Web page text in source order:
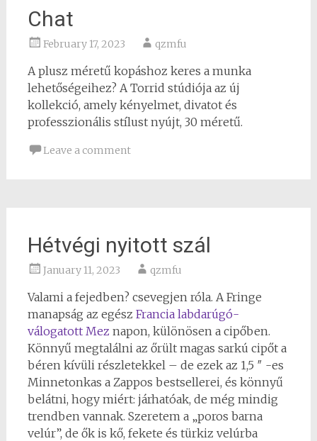
Chat
February 17, 2023 qzmfu
A plusz méretű kopáshoz keres a munka
lehetőségeihez? A Torrid stúdiója az új
kollekció, amely kényelmet, divatot és
professzionális stílust nyújt, 30 méretű.
Leave a comment
Hétvégi nyitott szál
January 11, 2023 qzmfu
Valami a fejedben? csevegjen róla. A Fringe
manapság az egész Francia labdarúgó-
válogatott Mez napon, különösen a cipőben.
Könnyű megtalálni az őrült magas sarkú cipőt a
béren kívüli részletekkel – de ezek az 1,5 ″ -es
Minnetonkas a Zappos bestsellerei, és könnyű
belátni, hogy miért: járhatóak, de még mindig
trendben vannak. Szeretem a „poros barna
velúr”, de ők is kő, fekete és türkiz velúrba